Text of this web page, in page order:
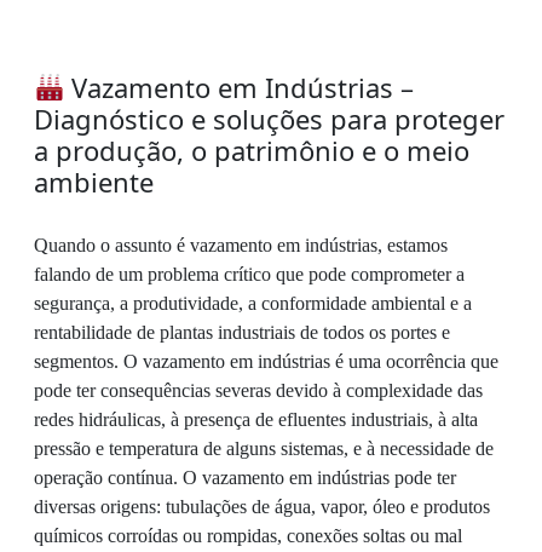
Vazamento em Indústrias –
Diagnóstico e soluções para proteger
a produção, o patrimônio e o meio
ambiente
Quando o assunto é vazamento em indústrias, estamos
falando de um problema crítico que pode comprometer a
segurança, a produtividade, a conformidade ambiental e a
rentabilidade de plantas industriais de todos os portes e
segmentos. O vazamento em indústrias é uma ocorrência que
pode ter consequências severas devido à complexidade das
redes hidráulicas, à presença de efluentes industriais, à alta
pressão e temperatura de alguns sistemas, e à necessidade de
operação contínua. O vazamento em indústrias pode ter
diversas origens: tubulações de água, vapor, óleo e produtos
químicos corroídas ou rompidas, conexões soltas ou mal